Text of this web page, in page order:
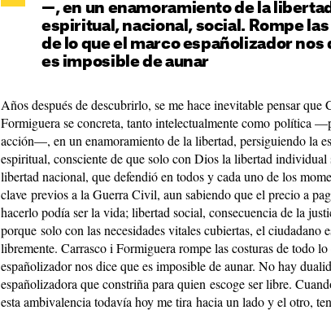
—, en un enamoramiento de la
espiritual, nacional, social. Rompe
de lo que el marco españolizador nos
es imposible de aunar
Años después de descubrirlo, se me hace inevitable pensar que
Formiguera se concreta, tanto intelectualmente como política
acción—, en un enamoramiento de la libertad, persiguiendo la
espiritual, consciente de que solo con Dios la libertad individual
libertad nacional, que defendió en todos y cada uno de los
clave previos a la Guerra Civil, aun sabiendo que el precio a
hacerlo podía ser la vida; libertad social, consecuencia de la
porque solo con las necesidades vitales cubiertas, el ciudadano
libremente. Carrasco i Formiguera rompe las costuras de todo
españolizador nos dice que es imposible de aunar. No hay
españolizadora que constriña para quien escoge ser libre.
esta ambivalencia todavía hoy me tira hacia un lado y el otro,